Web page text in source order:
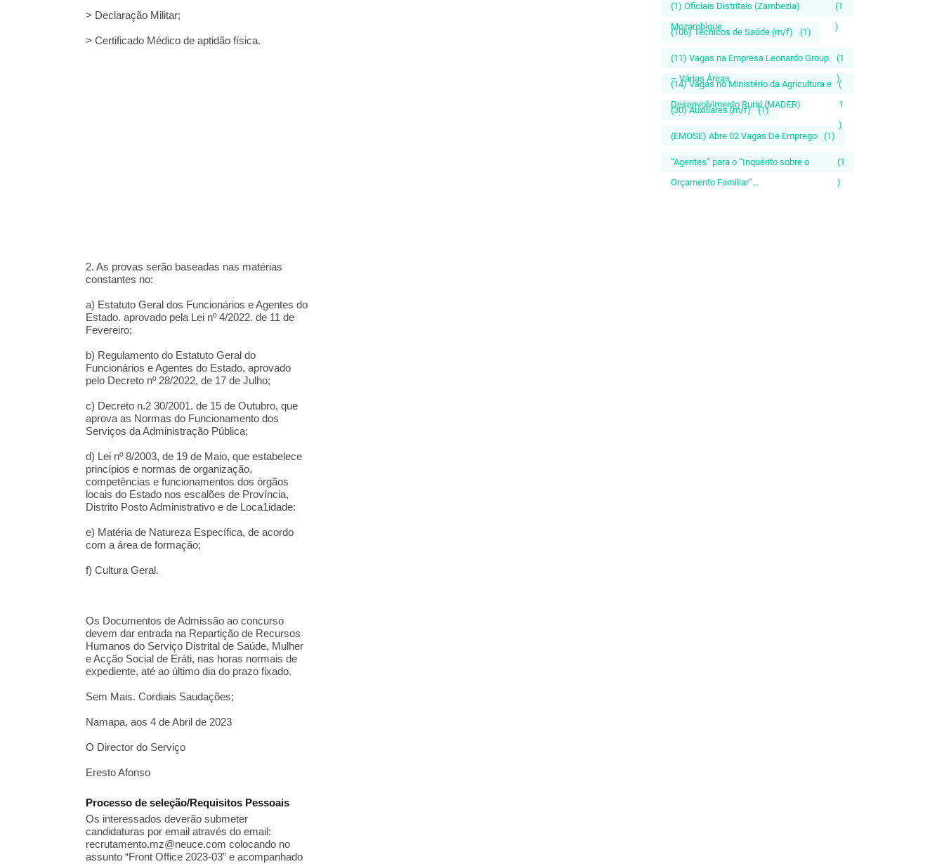
> Declaração Militar;
> Certificado Médico de aptidão física.
2. As provas serão baseadas nas matérias
constantes no:
a) Estatuto Geral dos Funcionários e Agentes do
Estado. aprovado pela Lei nº 4/2022. de 11 de
Fevereiro;
b) Regulamento do Estatuto Geral do
Funcionários e Agentes do Estado, aprovado
pelo Decreto nº 28/2022, de 17 de Julho;
c) Decreto n.2 30/2001. de 15 de Outubro, que
aprova as Normas do Funcionamento dos
Serviços da Administração Pública;
d) Lei nº 8/2003, de 19 de Maio, que estabelece
princípios e normas de organização,
competências e funcionamentos dos órgãos
locais do Estado nos escalões de Província,
Distrito Posto Administrativo e de Loca1idade:
e) Matéria de Natureza Específica, de acordo
com a área de formação;
f) Cultura Geral.
Os Documentos de Admissão ao concurso
devem dar entrada na Repartição de Recursos
Humanos do Serviço Distrital de Saúde, Mulher
e Acção Social de Eráti, nas horas normais de
expediente, até ao último dia do prazo fixado.
Sem Mais. Cordiais Saudações;
Namapa, aos 4 de Abril de 2023
O Director do Serviço
Eresto Afonso
Processo de seleção/Requisitos Pessoais
Os interessados deverão submeter
candidaturas por email através do email:
recrutamento.mz@neuce.com colocando no
assunto “Front Office 2023-03” e acompanhado
(1) Oficiais Distritais (Zambezia)
Mozambique
(1
)
(106) Técnicos de Saúde (m/f) (1)
(11) Vagas na Empresa Leonardo Group
– Várias Áreas
(1
)
(14) Vagas no Ministério da Agricultura e
Desenvolvimento Rural (MADER)
(
1
)
(30) Auxiliares (m/f) (1)
(EMOSE) Abre 02 Vagas De Emprego (1)
“Agentes” para o “Inquérito sobre o
Orçamento Familiar”...
(1
)